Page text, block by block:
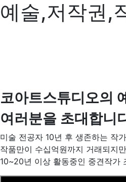
예술,저작권,
코아트스튜디오의
여러분을 초대합니
미술 전공자 10년 후 생존하는 작
작품만이 수십억원까지 거래되지
10~20년 이상 활동중인 중견작가